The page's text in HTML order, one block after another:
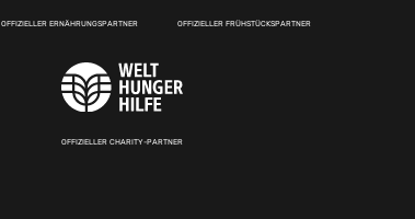
OFFIZIELLER ERNÄHRUNGSPARTNER OFFIZIELLER FRÜHSTÜCKSPARTNER
OFFIZIELLER CHARITY-PARTNER